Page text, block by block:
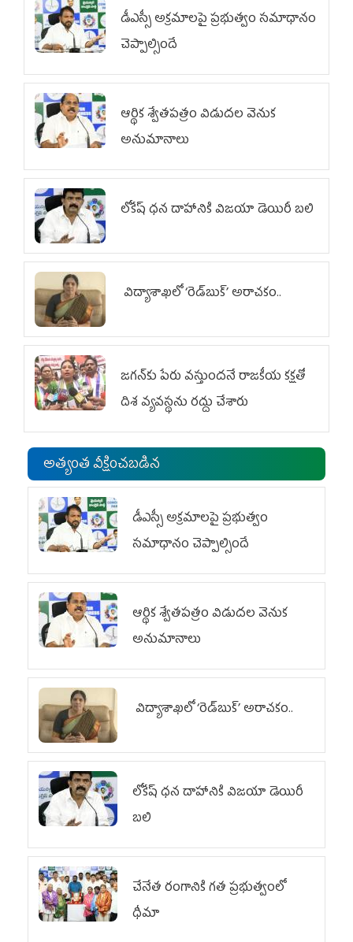
డీఎస్సీ అక్రమాలపై ప్రభుత్వం సమాధానం
చెప్పాల్సిందే
ఆర్థిక శ్వేతపత్రం విడుదల వెనుక
అనుమానాలు
లోకేష్ ధ‌న దాహానికి విజ‌యా డెయిరీ బ‌లి
విద్యాశాఖలో ‘రెడ్‌బుక్’ అరాచకం..
జగన్‌కు పేరు వస్తుందనే రాజకీయ కక్షతో
దిశ వ్య‌వ‌స్థ‌ను రద్దు చేశారు
అత్యంత వీక్షించబడిన
డీఎస్సీ అక్రమాలపై ప్రభుత్వం
సమాధానం చెప్పాల్సిందే
ఆర్థిక శ్వేతపత్రం విడుదల వెనుక
అనుమానాలు
విద్యాశాఖలో ‘రెడ్‌బుక్’ అరాచకం..
లోకేష్ ధ‌న దాహానికి విజ‌యా డెయిరీ
బ‌లి
చేనేత రంగానికి గత ప్రభుత్వంలో
ధీమా